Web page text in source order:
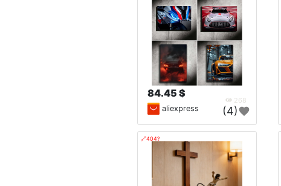
84.45 $
268
aliexpress (4)
🔗404?